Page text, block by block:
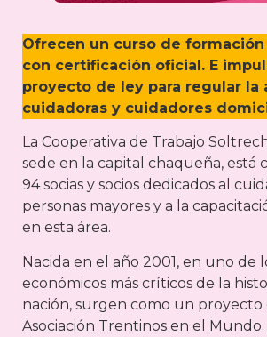
Ofrecen un curso de
con certificación oficial. E
proyecto de ley para regular la
cuidadoras y cuidadores
La Cooperativa de Trabajo
sede en la capital chaqueña, está
94 socias y socios dedicados al
personas mayores y a la
en esta área.
Nacida en el año 2001, en uno de
económicos más críticos de la
nación, surgen como un proyecto
Asociación Trentinos en el